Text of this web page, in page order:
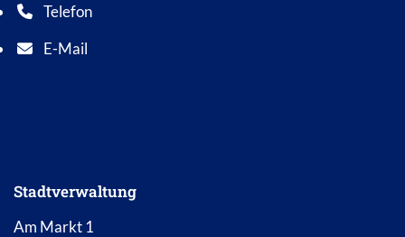
Telefon
Telefonnummer: 0 5 6 2 1 7 0 1 0
E-Mail
E-Mail Adresse: info@bad-wildungen.de
Stadtverwaltung
Am Markt 1